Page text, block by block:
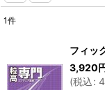
並び順:
1件
フィッ
3,920
(税込: